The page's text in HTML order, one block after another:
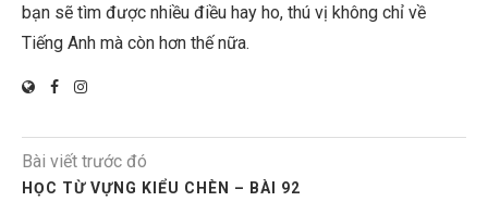
bạn sẽ tìm được nhiều điều hay ho, thú vị không chỉ về
Tiếng Anh mà còn hơn thế nữa.
Bài viết trước đó
HỌC TỪ VỰNG KIỂU CHÈN – BÀI 92